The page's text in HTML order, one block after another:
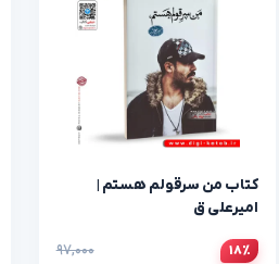
کتاب من سرقولم هستم |
امیرعلی ق
۱۸٪ ۹۷,۰۰۰